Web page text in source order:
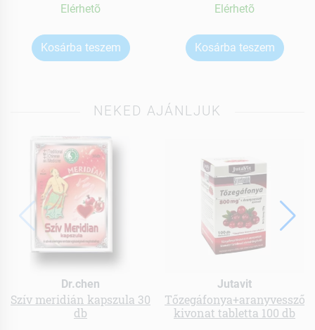
Elérhetõ
Kosárba teszem
Elérhetõ
Kosárba teszem
NEKED AJÁNLJUK
Dr.chen
Szív meridián kapszula 30
db
Jutavit
Tőzegáfonya+aranyvessző
kivonat tabletta 100 db